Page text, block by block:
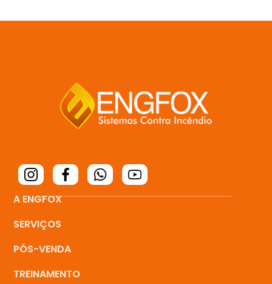
A ENGFOX
SERVIÇOS
PÓS-VENDA
TREINAMENTO